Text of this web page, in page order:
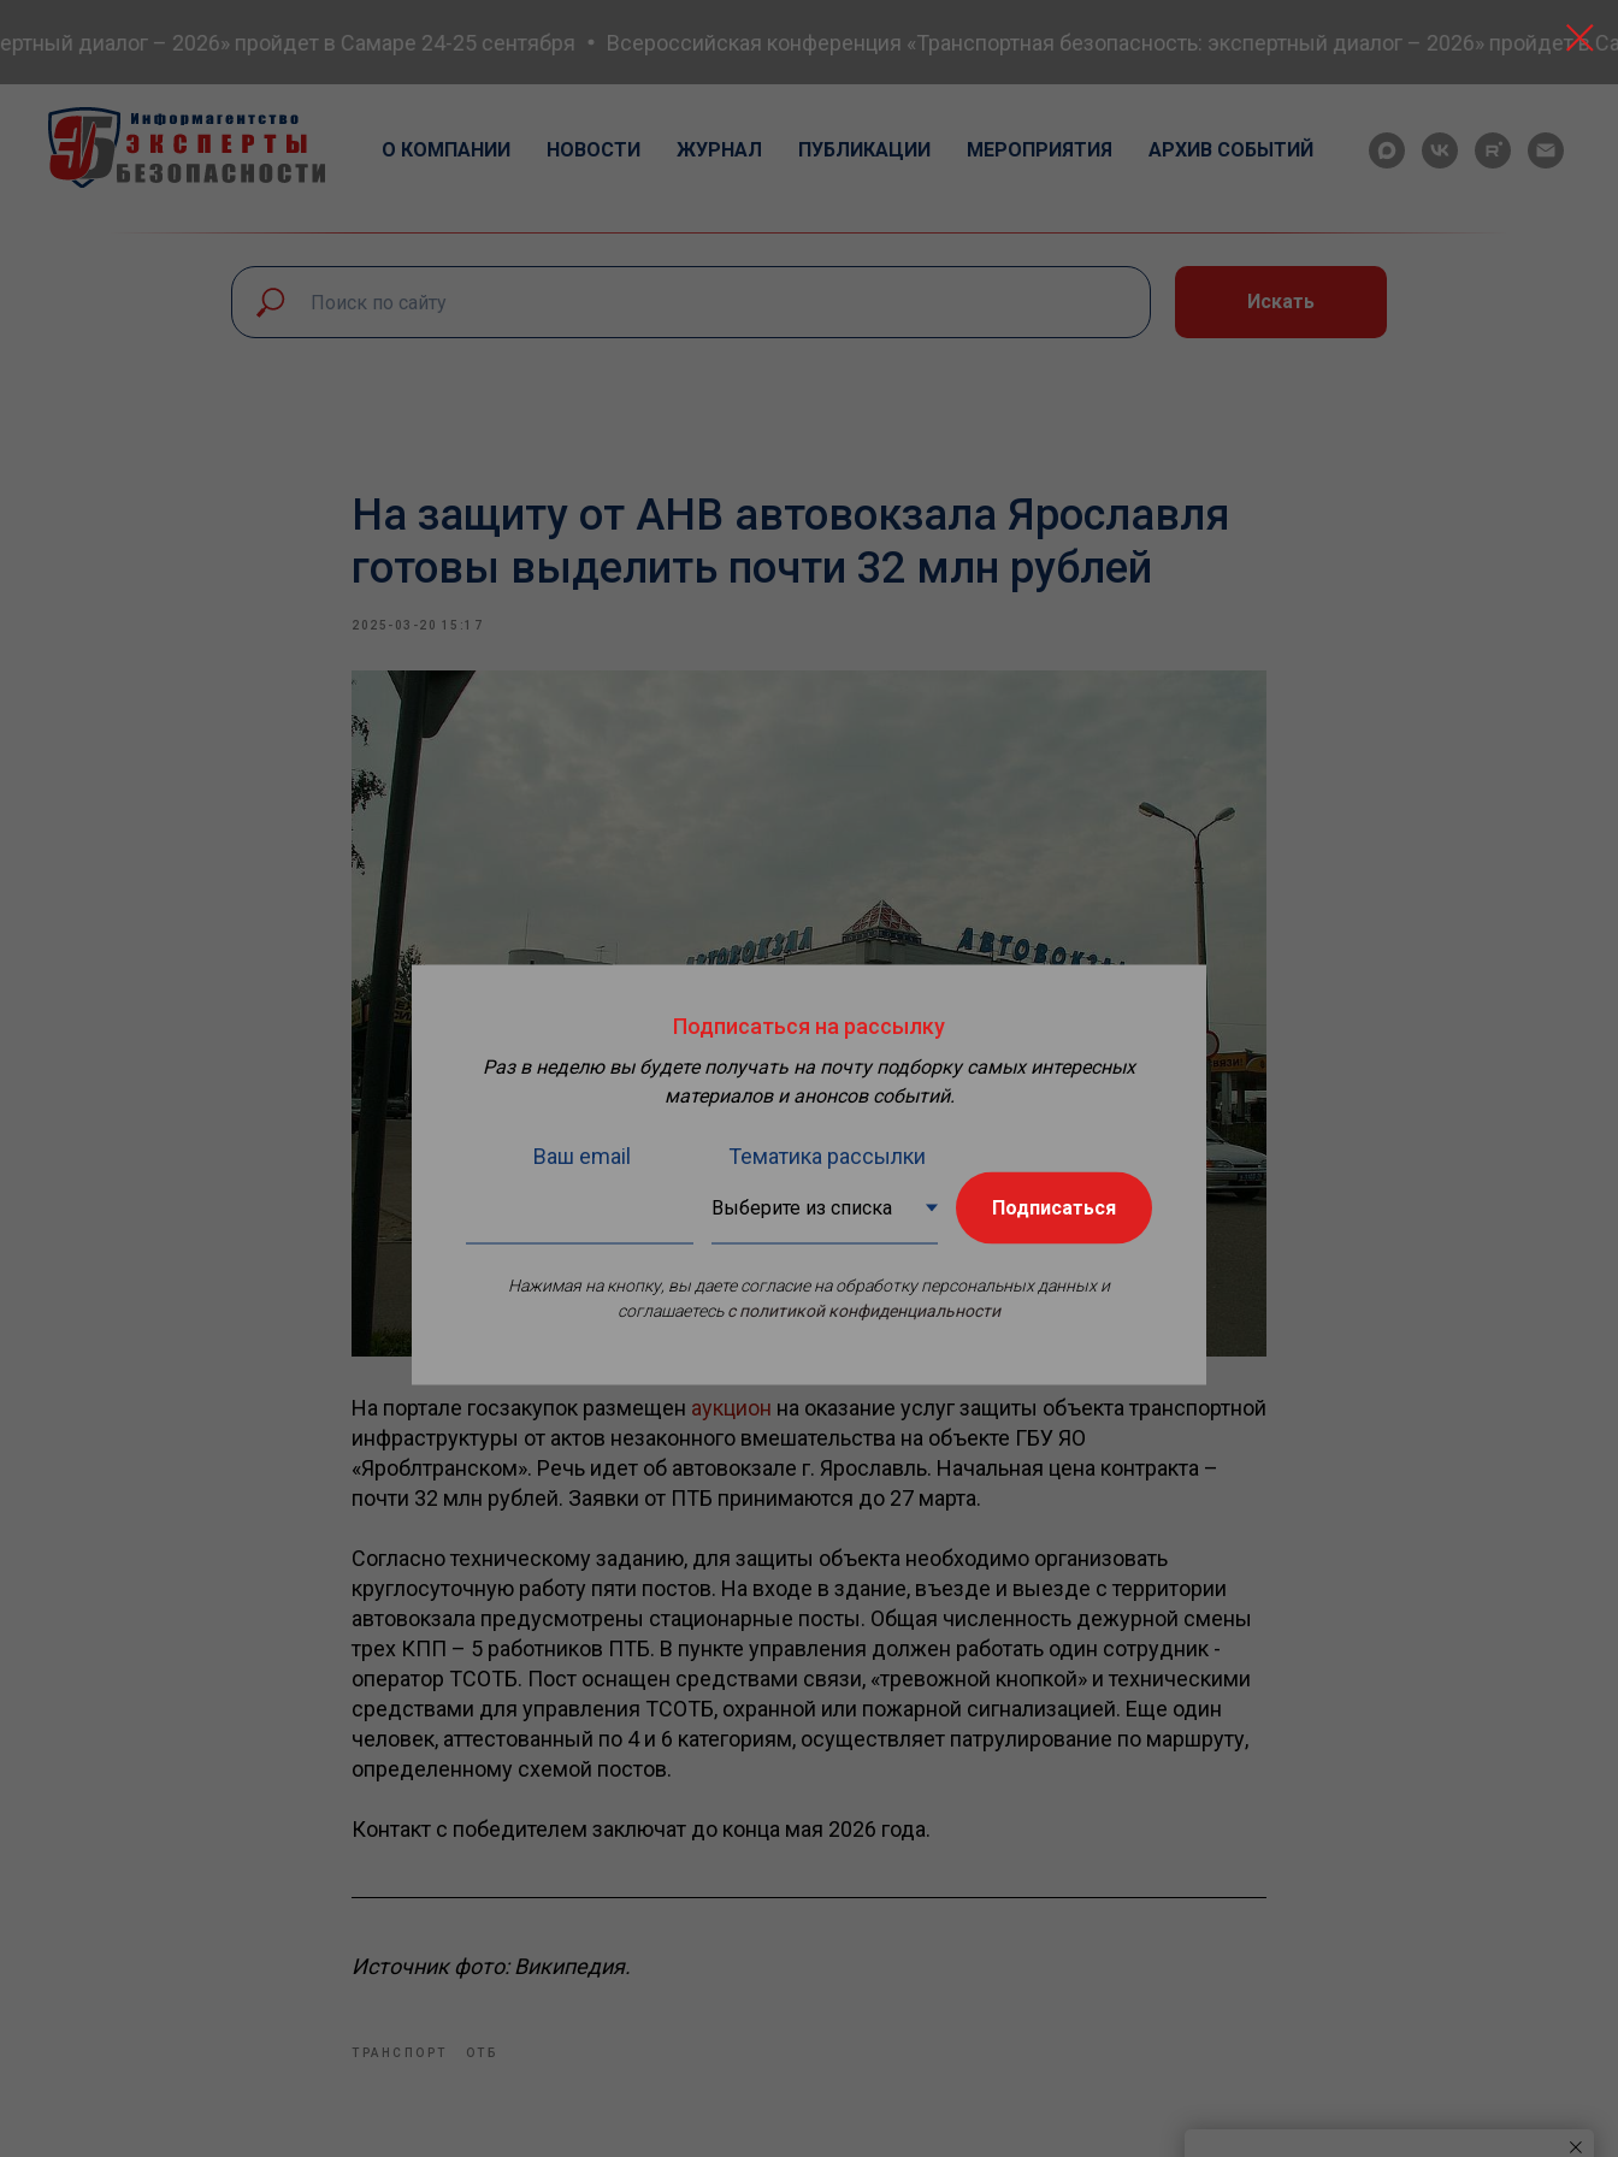
диалог – 2026» пройдет в Самаре 24-25 сентября Всероссийская конференция «Транспортная безопасность: экспертный диалог – 2026» пройдет в
О КОМПАНИИ НОВОСТИ ЖУРНАЛ ПУБЛИКАЦИИ МЕРОПРИЯТИЯ АРХИВ СОБЫТИЙ
Искать
На защиту от АНВ автовокзала Ярославля
готовы выделить почти 32 млн рублей
2025-03-20 15:17
На портале госзакупок размещен аукцион на оказание услуг защиты объекта транспортной
инфраструктуры от актов незаконного вмешательства на объекте ГБУ ЯО
«Яроблтранском». Речь идет об автовокзале г. Ярославль. Начальная цена контракта –
почти 32 млн рублей. Заявки от ПТБ принимаются до 27 марта.
Согласно техническому заданию, для защиты объекта необходимо организовать
круглосуточную работу пяти постов. На входе в здание, въезде и выезде с территории
автовокзала предусмотрены стационарные посты. Общая численность дежурной смены
трех КПП – 5 работников ПТБ. В пункте управления должен работать один сотрудник -
оператор ТСОТБ. Пост оснащен средствами связи, «тревожной кнопкой» и техническими
средствами для управления ТСОТБ, охранной или пожарной сигнализацией. Еще один
человек, аттестованный по 4 и 6 категориям, осуществляет патрулирование по маршруту,
определенному схемой постов.
Контакт с победителем заключат до конца мая 2026 года.
Источник фото: Википедия.
ТРАНСПОРТ ОТБ
Подписаться на рассылку
Раз в неделю вы будете получать на почту подборку самых интересных
материалов и анонсов событий.
Ваш email Тематика рассылки
Подписаться
Нажимая на кнопку, вы даете согласие на обработку персональных данных и
соглашаетесьc политикой конфиденциальности